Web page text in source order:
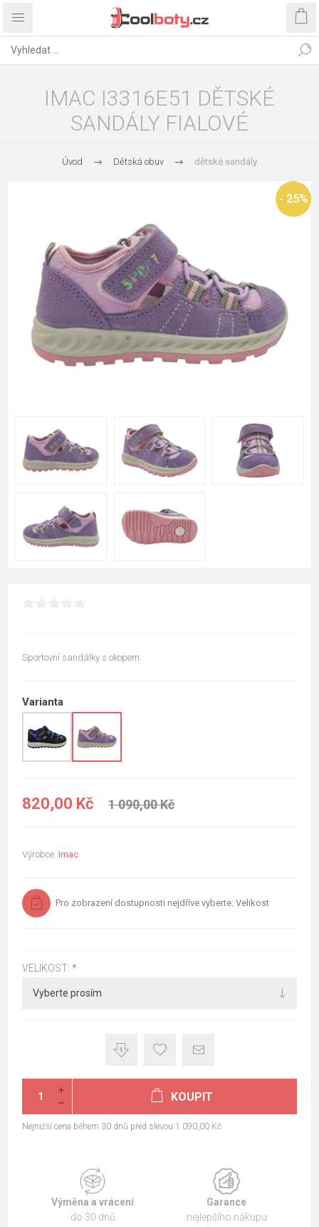
IMAC I3316E51 DĚTSKÉ
SANDÁLY FIALOVÉ
Úvod Dětská obuv dětské sandály
- 25%
Sportovní sandálky s okopem.
Varianta
820,00 Kč 1 090,00 Kč
Výrobce: Imac
Pro zobrazení dostupnosti nejdříve vyberte: Velikost
VELIKOST: *
KOUPIT
Nejnižší cena během 30 dnů před slevou:1 090,00 Kč
Výměna a vrácení
do 30 dnů
Garance
nejlepšího nákupu